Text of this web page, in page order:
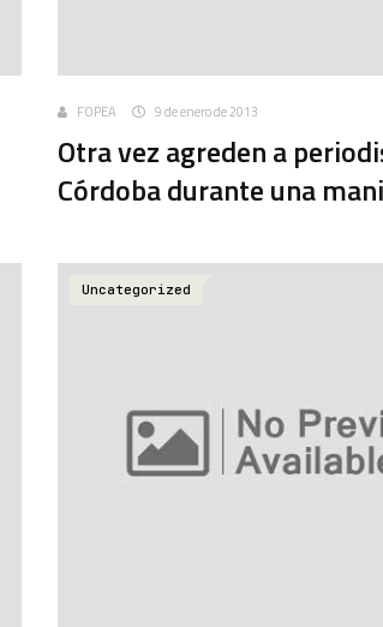
FOPEA 9 de enero de 2013
Otra vez agreden a
Córdoba durante una
Uncategorized